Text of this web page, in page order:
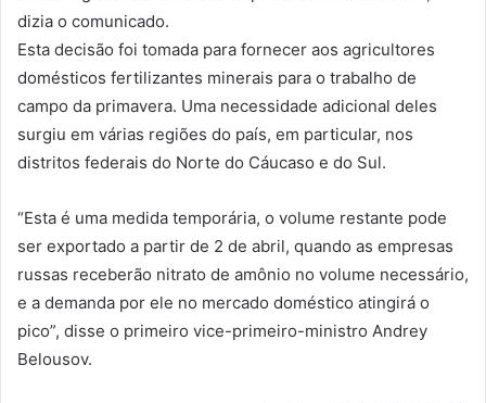
dizia o comunicado.
Esta decisão foi tomada para fornecer aos agricultores
domésticos fertilizantes minerais para o trabalho de
campo da primavera. Uma necessidade adicional deles
surgiu em várias regiões do país, em particular, nos
distritos federais do Norte do Cáucaso e do Sul.
“Esta é uma medida temporária, o volume restante pode
ser exportado a partir de 2 de abril, quando as empresas
russas receberão nitrato de amônio no volume necessário,
e a demanda por ele no mercado doméstico atingirá o
pico”, disse o primeiro vice-primeiro-ministro Andrey
Belousov.